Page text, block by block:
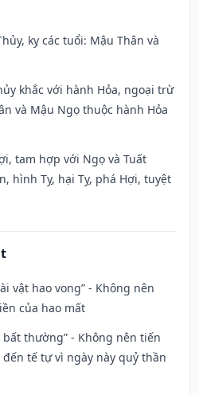
kỵ các tuổi: Mậu Thân và
khắc với hành Hỏa, ngoại trừ
và Mậu Ngọ thuộc hành Hỏa
tam hợp với Ngọ và Tuất
hình Tỵ, hại Tỵ, phá Hợi, tuyệt
vật hao vong” - Không nên
của hao mất
bất thường” - Không nên tiến
tế tự vì ngày này quỷ thần